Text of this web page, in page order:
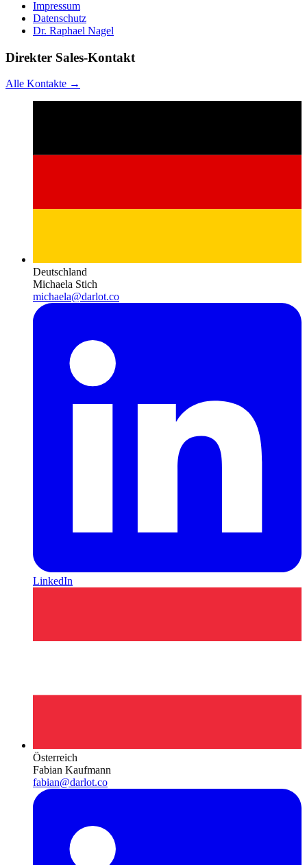
Impressum
Datenschutz
Dr. Raphael Nagel
Direkter Sales-Kontakt
Alle Kontakte →
Deutschland
Michaela Stich
michaela@darlot.co
LinkedIn
Österreich
Fabian Kaufmann
fabian@darlot.co